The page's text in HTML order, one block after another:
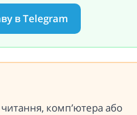
в Telegram
комп’ютера або